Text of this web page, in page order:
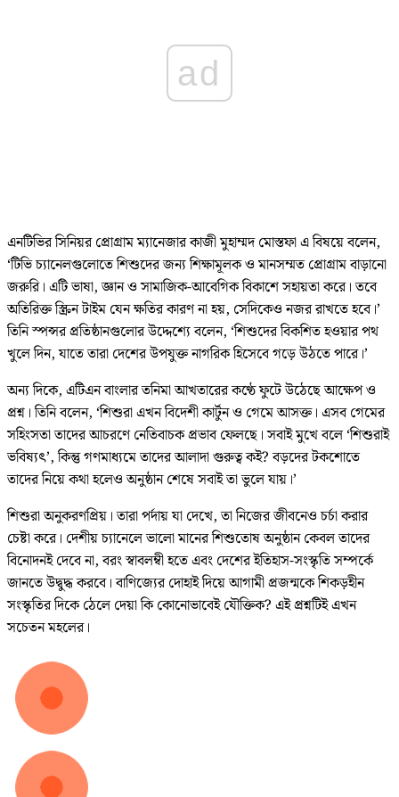
ad
এনটিভির সিনিয়র প্রোগ্রাম ম্যানেজার কাজী মুহাম্মদ মোস্তফা এ বিষয়ে বলেন,
‘টিভি চ্যানেলগুলোতে শিশুদের জন্য শিক্ষামূলক ও মানসম্মত প্রোগ্রাম বাড়ানো
জরুরি। এটি ভাষা, জ্ঞান ও সামাজিক-আবেগিক বিকাশে সহায়তা করে। তবে
অতিরিক্ত স্ক্রিন টাইম যেন ক্ষতির কারণ না হয়, সেদিকেও নজর রাখতে হবে।’
তিনি স্পন্সর প্রতিষ্ঠানগুলোর উদ্দেশ্যে বলেন, ‘শিশুদের বিকশিত হওয়ার পথ
খুলে দিন, যাতে তারা দেশের উপযুক্ত নাগরিক হিসেবে গড়ে উঠতে পারে।’
অন্য দিকে, এটিএন বাংলার তনিমা আখতারের কণ্ঠে ফুটে উঠেছে আক্ষেপ ও
প্রশ্ন। তিনি বলেন, ‘শিশুরা এখন বিদেশী কার্টুন ও গেমে আসক্ত। এসব গেমের
সহিংসতা তাদের আচরণে নেতিবাচক প্রভাব ফেলছে। সবাই মুখে বলে ‘শিশুরাই
ভবিষ্যৎ’, কিন্তু গণমাধ্যমে তাদের আলাদা গুরুত্ব কই? বড়দের টকশোতে
তাদের নিয়ে কথা হলেও অনুষ্ঠান শেষে সবাই তা ভুলে যায়।’
শিশুরা অনুকরণপ্রিয়। তারা পর্দায় যা দেখে, তা নিজের জীবনেও চর্চা করার
চেষ্টা করে। দেশীয় চ্যানেলে ভালো মানের শিশুতোষ অনুষ্ঠান কেবল তাদের
বিনোদনই দেবে না, বরং স্বাবলম্বী হতে এবং দেশের ইতিহাস-সংস্কৃতি সম্পর্কে
জানতে উদ্বুদ্ধ করবে। বাণিজ্যের দোহাই দিয়ে আগামী প্রজন্মকে শিকড়হীন
সংস্কৃতির দিকে ঠেলে দেয়া কি কোনোভাবেই যৌক্তিক? এই প্রশ্নটিই এখন
সচেতন মহলের।